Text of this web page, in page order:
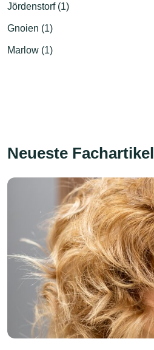
Jördenstorf (1)
Gnoien (1)
Marlow (1)
Neueste Fachartikel